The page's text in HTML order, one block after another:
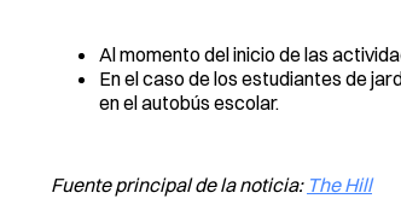
Al momento del inicio de las
En el caso de los estudiantes de
en el autobús escolar.
Fuente principal de la noticia: The Hill